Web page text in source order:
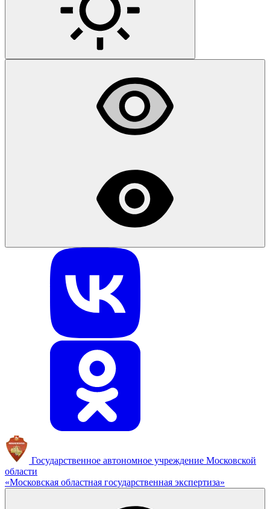
Государственное автономное учреждение Московской
области
«Московская областная государственная экспертиза»